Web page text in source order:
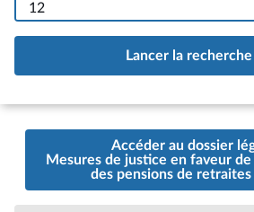
12
Lancer la recherche
Accéder au dossier
Mesures de justice en faveur
des pensions de retraites